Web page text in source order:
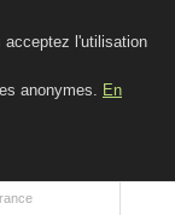
acceptez l'utilisation
anonymes. En